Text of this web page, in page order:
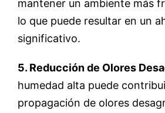
mantener un ambiente más
lo que puede resultar en un
significativo.
5. Reducción de Olores
humedad alta puede
propagación de olores